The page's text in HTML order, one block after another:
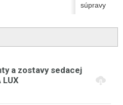
súpravy
a zostavy sedacej
LUX